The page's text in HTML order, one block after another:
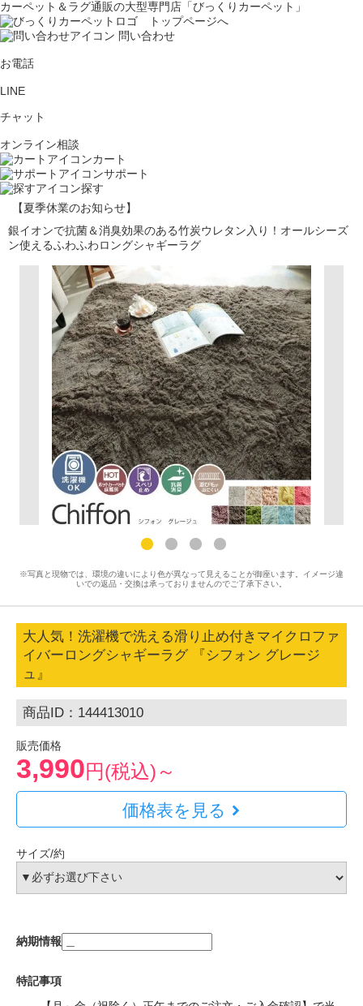
カーペット＆ラグ通販の大型専門店「びっくりカーペット」
問い合わせ
お電話
LINE
チャット
オンライン相談
カート
サポート
探す
【夏季休業のお知らせ】
銀イオンで抗菌＆消臭効果のある竹炭ウレタン入り！オールシーズ
ン使えるふわふわロングシャギーラグ
※写真と現物では、環境の違いにより色が異なって見えることが御座います。イメージ違
いでの返品・交換は承っておりませんのでご了承下さい。
大人気！洗濯機で洗える滑り止め付きマイクロファ
イバーロングシャギーラグ 『シフォン グレージ
ュ』
商品ID：144413010
販売価格
3,990円(税込)～
価格表を見る
サイズ/約
納期情報
特記事項